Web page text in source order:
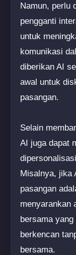
Namun, perlu
pengganti
untuk
komunikasi
diberikan AI
awal untuk
pasangan.
Selain
AI juga dapat
Misalnya, jika
pasangan
menyarankan
bersama
berkencan
bersama.